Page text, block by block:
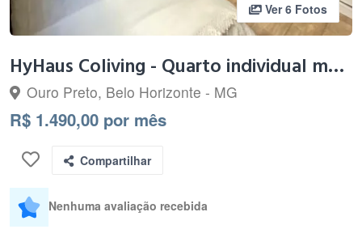
Ver 6 Fotos
HyHaus Coliving - Quarto individual mobiliado
Ouro Preto, Belo Horizonte - MG
R$ 1.490,00 por mês
Compartilhar
Nenhuma avaliação recebida